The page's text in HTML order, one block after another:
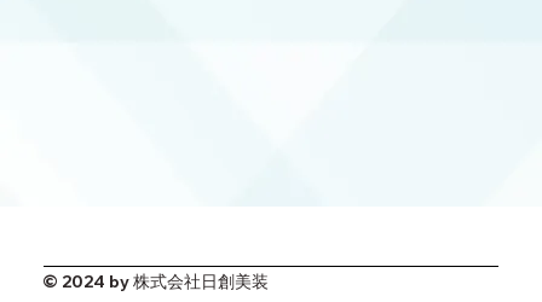
© 2024 by 株式会社日創美装